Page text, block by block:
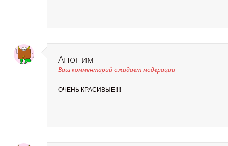
Аноним
Ваш комментарий ожидает модерации
ОЧЕНЬ КРАСИВЫЕ!!!!